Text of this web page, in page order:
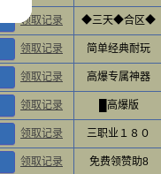
领取记录 ◆三天◆合区◆
领取记录 简单经典耐玩
领取记录 高爆专属神器
领取记录 █高爆版
领取记录 三职业１８０
领取记录 免费领赞助8